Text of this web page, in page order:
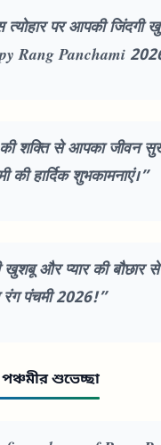
त्योहार पर आपकी जिंदगी
Rang Panchami
की शक्ति से आपका जीवन
की हार्दिक शुभकामनाएं।”
खुशबू और प्यार की बौछार
रंग पंचमी 2026!”
শুভেচ্ছা